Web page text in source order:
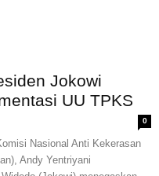
Jokowi
UU TPKS
0
Nasional Anti Kekerasan
Andy Yentriyani